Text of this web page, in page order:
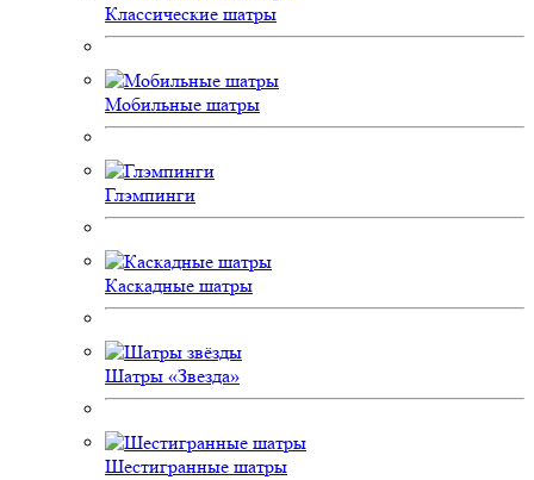
Классические шатры
Мобильные шатры
Глэмпинги
Каскадные шатры
Шатры «Звезда»
Шестигранные шатры